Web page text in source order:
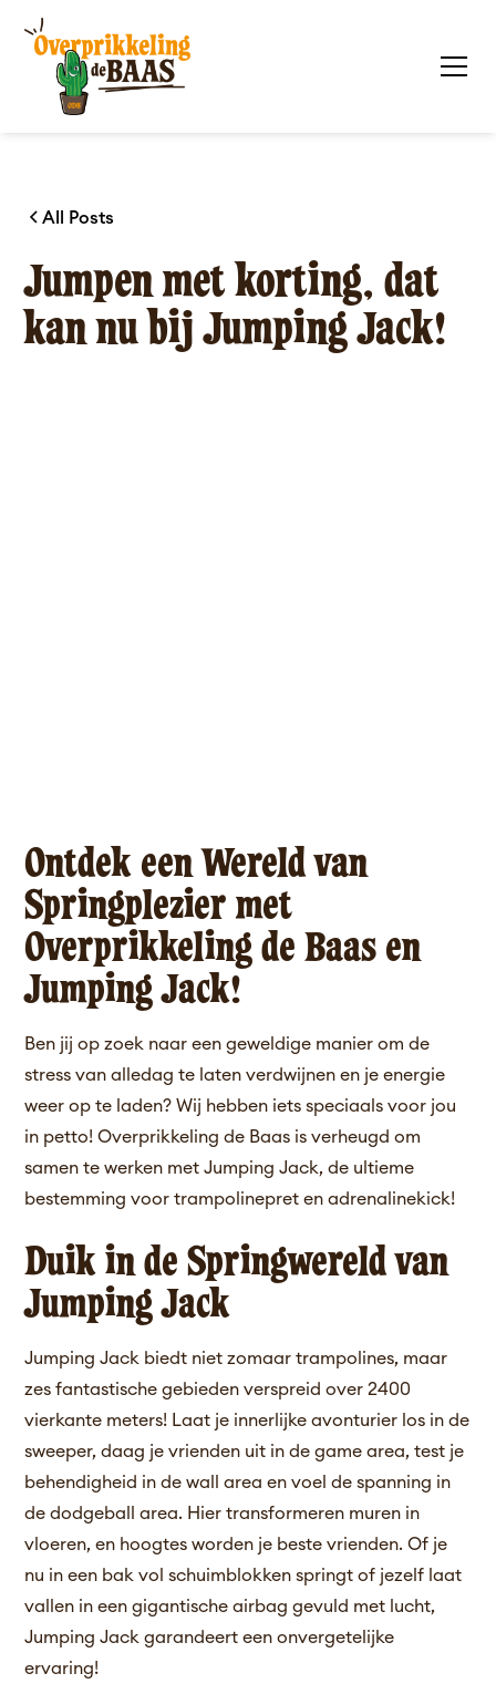
All Posts
Jumpen met korting, dat
kan nu bij Jumping Jack!
Ontdek een Wereld van
Springplezier met
Overprikkeling de Baas en
Jumping Jack!
Ben jij op zoek naar een geweldige manier om de
stress van alledag te laten verdwijnen en je energie
weer op te laden? Wij hebben iets speciaals voor jou
in petto! Overprikkeling de Baas is verheugd om
samen te werken met Jumping Jack, de ultieme
bestemming voor trampolinepret en adrenalinekick!
Duik in de Springwereld van
Jumping Jack
Jumping Jack biedt niet zomaar trampolines, maar
zes fantastische gebieden verspreid over 2400
vierkante meters! Laat je innerlijke avonturier los in de
sweeper, daag je vrienden uit in de game area, test je
behendigheid in de wall area en voel de spanning in
de dodgeball area. Hier transformeren muren in
vloeren, en hoogtes worden je beste vrienden. Of je
nu in een bak vol schuimblokken springt of jezelf laat
vallen in een gigantische airbag gevuld met lucht,
Jumping Jack garandeert een onvergetelijke
ervaring!